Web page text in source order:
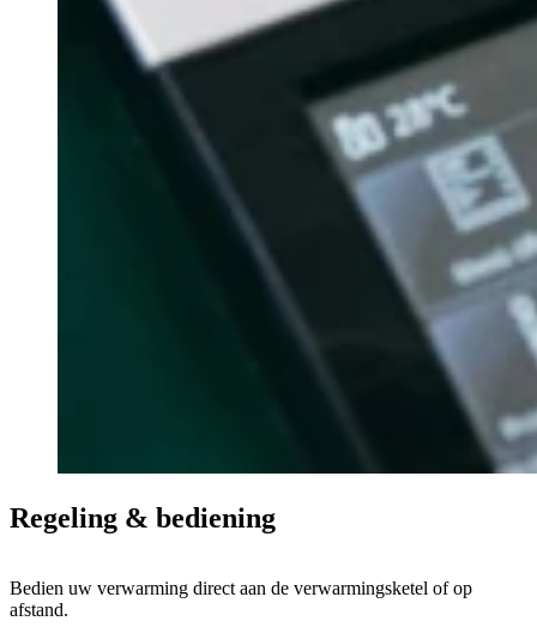
Regeling & bediening
Bedien uw verwarming direct aan de verwarmingsketel of op
afstand.